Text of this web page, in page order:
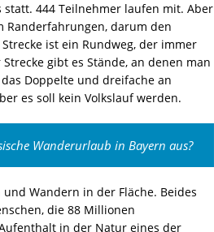
statt. 444 Teilnehmer laufen mit. Aber
Randerfahrungen, darum den
ist ein Rundweg, der immer
gibt es Stände, an denen man
Doppelte und dreifache an
es soll kein Volkslauf werden.
Wanderurlaub in Bayern aus?
Wandern in der Fläche. Beides
die 88 Millionen
in der Natur eines der